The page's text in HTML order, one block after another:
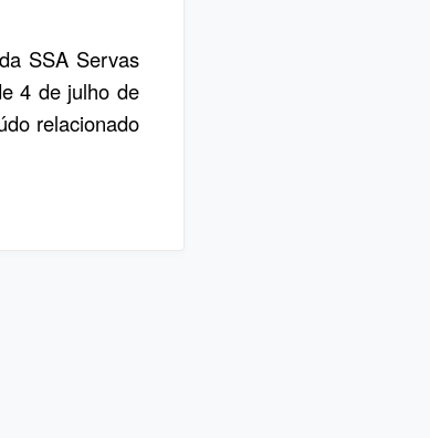
SSA Servas
4 de julho de
relacionado